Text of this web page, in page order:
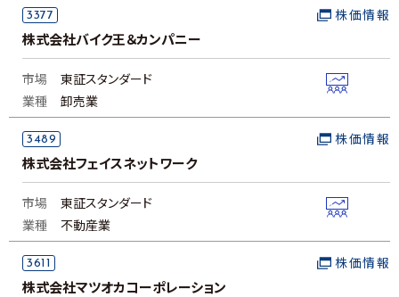
3377
株式会社バイク王＆カンパニー
株価情報
市場
東証スタンダード
業種
卸売業
3489
株式会社フェイスネットワーク
株価情報
市場
東証スタンダード
業種
不動産業
3611
株式会社マツオカコーポレーション
株価情報